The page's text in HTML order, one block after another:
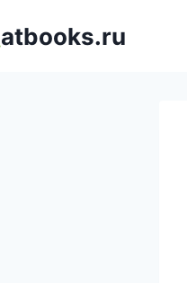
atbooks.ru